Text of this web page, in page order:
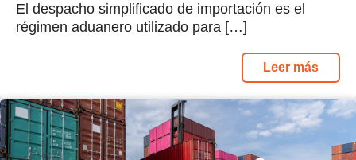
El despacho simplificado de importación es el
régimen aduanero utilizado para […]
Leer más